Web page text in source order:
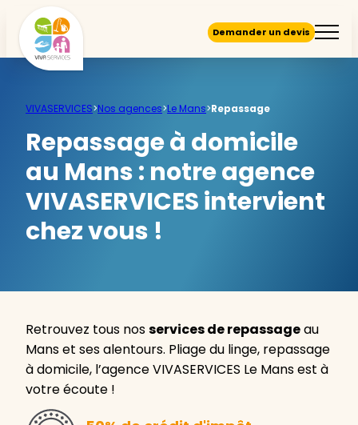
Demander un devis
VIVASERVICES>Nos agences>Le Mans>Repassage
Repassage à domicile
au Mans : notre agence
VIVASERVICES intervient
chez vous !
Retrouvez tous nosservices de repassageau
Mans et ses alentours. Pliage du linge, repassage
à domicile, l’agence VIVASERVICES Le Mans est à
votre écoute !